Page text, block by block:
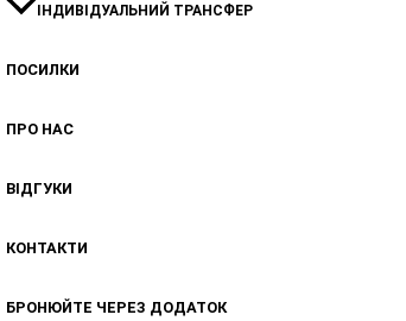
ІНДИВІДУАЛЬНИЙ ТРАНСФЕР
ПОСИЛКИ
ПРО НАС
ВІДГУКИ
КОНТАКТИ
БРОНЮЙТЕ ЧЕРЕЗ ДОДАТОК